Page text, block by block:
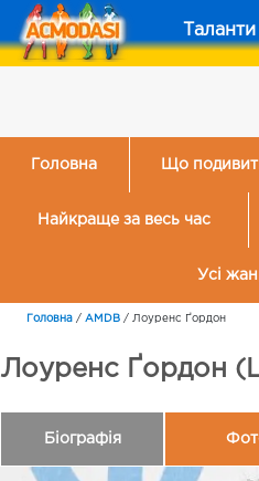
Таланти
Головна Що
Найкраще за весь час
Усі
Головна / AMDB / Лоуренс Ґордон
Лоуренс Ґордон
Біографія